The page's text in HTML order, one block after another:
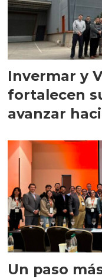
Invermar y
fortalecen
avanzar
Un paso